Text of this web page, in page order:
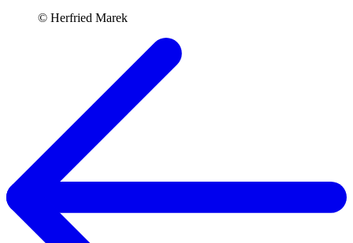
© Herfried Marek